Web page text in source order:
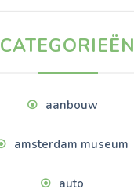
CATEGORIEËN
aanbouw
amsterdam museum
auto